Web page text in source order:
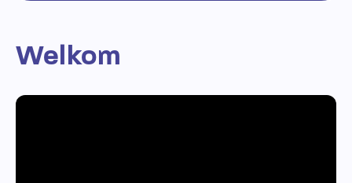
Welkom